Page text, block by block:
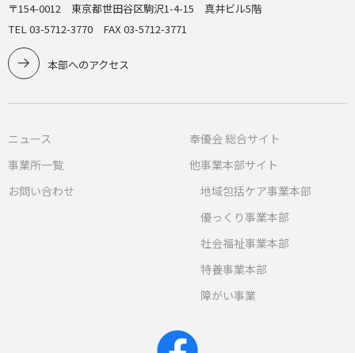
〒154-0012 東京都世田谷区駒沢1-4-15 真井ビル5階
TEL 03-5712-3770 FAX 03-5712-3771
本部へのアクセス
ニュース
事業所一覧
お問い合わせ
奉優会 総合サイト
他事業本部サイト
地域包括ケア事業本部
優っくり事業本部
社会福祉事業本部
特養事業本部
障がい事業